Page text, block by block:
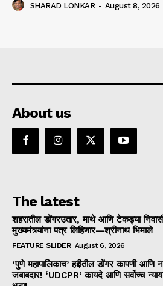
SHARAD LONKAR - August 8, 2026
About us
The latest
शहरातील डोंगरउतार, माथे आणि टेकड्या
मुख्यमंत्र्यांना पत्र लिहिणार—श्रीनाथ भिमाले
FEATURE SLIDER August 6, 2026
‘पुणे महापालिकाच’ हद्दीतील डोंगर कापणी आणि
जबाबदार! ‘UDCPR’ कायदे आणि सर्वोच्च